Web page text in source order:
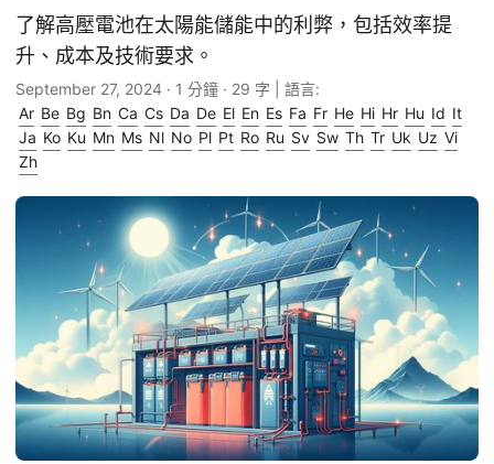
了解高壓電池在太陽能儲能中的利弊，包括效率提
升、成本及技術要求。
September 27, 2024 · 1 分鐘 · 29 字 | 語言:
Ar Be Bg Bn Ca Cs Da De El En Es Fa Fr He Hi Hr Hu Id It
Ja Ko Ku Mn Ms Nl No Pl Pt Ro Ru Sv Sw Th Tr Uk Uz Vi
Zh